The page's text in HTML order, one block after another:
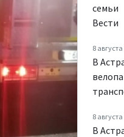
семьи
Вести
8
В
8
В